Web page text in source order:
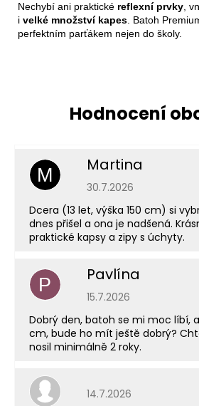
Nechybí ani praktické reflexní prvky ,
i velké množství kapes . Batoh
perfektním parťákem nejen do školy.
M Martina
Hodnocení obchodu je
30.7.2026
Dcera (13 let, výška 150 cm) si
dnes přišel a ona je nadšená.
praktické kapsy a zipy s úchyty.
P Pavlína
Hodnocení obchodu je
15.7.2026
Dobrý den, batoh se mi moc líbí,
cm, bude ho mít ještě dobrý?
nosil minimálně 2 roky.
Hodnocení obchodu je
14.7.2026